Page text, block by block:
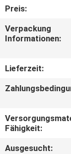
TRETEN
SIE
UNS
IN
Preis:
Verpackung
Informationen:
Lieferzeit:
Fähigkeit:
Ausgesucht: